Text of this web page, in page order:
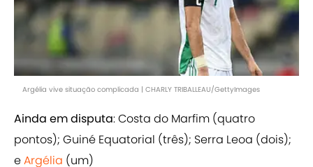
Argélia vive situação complicada | CHARLY TRIBALLEAU/GettyImages
Ainda em disputa: Costa do Marfim (quatro
pontos); Guiné Equatorial (três); Serra Leoa (dois);
eArgélia (um)